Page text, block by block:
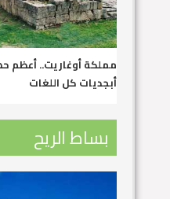
مملكة أوغاريت.. أعظم
أبجديات كل اللغات
بساط الريح